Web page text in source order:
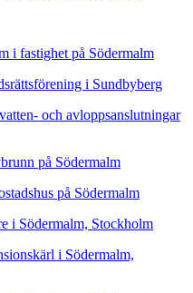
i fastighet på Södermalm
i Sundbyberg
och avloppsanslutningar
på Södermalm
på Södermalm
i Södermalm, Stockholm
i Södermalm,